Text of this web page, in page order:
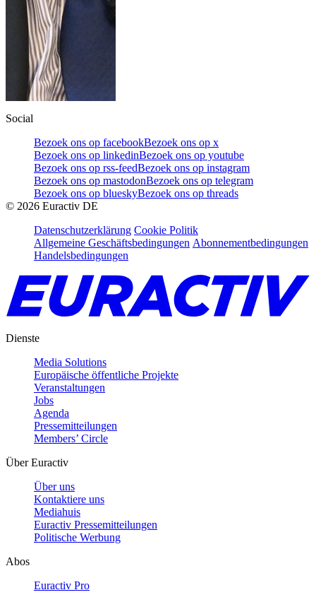
Social
Bezoek ons op facebookBezoek ons op x
Bezoek ons op linkedinBezoek ons op youtube
Bezoek ons op rss-feedBezoek ons op instagram
Bezoek ons op mastodonBezoek ons op telegram
Bezoek ons op blueskyBezoek ons op threads
© 2026 Euractiv DE
Datenschutzerklärung Cookie Politik
Allgemeine Geschäftsbedingungen Abonnementbedingungen
Handelsbedingungen
Dienste
Media Solutions
Europäische öffentliche Projekte
Veranstaltungen
Jobs
Agenda
Pressemitteilungen
Members’ Circle
Über Euractiv
Über uns
Kontaktiere uns
Mediahuis
Euractiv Pressemitteilungen
Politische Werbung
Abos
Euractiv Pro